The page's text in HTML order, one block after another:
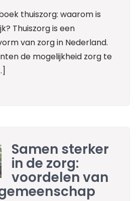
thuiszorg: waarom is
Thuiszorg is een
van zorg in Nederland.
de mogelijkheid zorg te
Samen sterker
in de zorg:
voordelen van